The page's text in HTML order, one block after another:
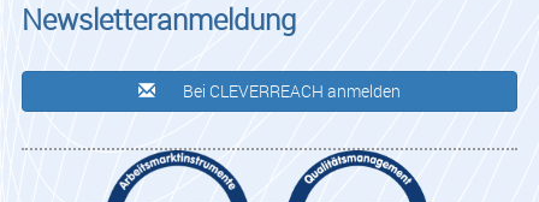
Newsletteranmeldung
Bei CLEVERREACH anmelden